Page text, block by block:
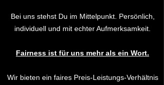
Bei uns stehst Du im Mittelpunkt. Persönlich,
individuell und mit echter Aufmerksamkeit.
Fairness ist für uns mehr als ein Wort.
Wir bieten ein faires Preis-Leistungs-Verhältnis